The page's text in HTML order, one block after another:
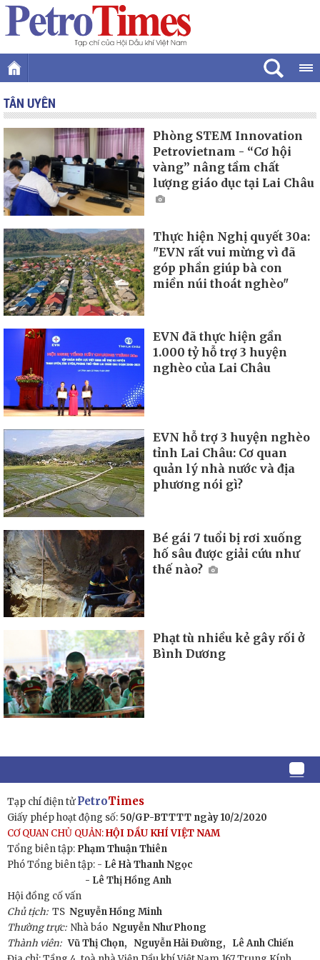
TÂN UYÊN
Phòng STEM Innovation
Petrovietnam - “Cơ hội
vàng” nâng tầm chất
lượng giáo dục tại Lai Châu
Thực hiện Nghị quyết 30a:
"EVN rất vui mừng vì đã
góp phần giúp bà con
miền núi thoát nghèo"
EVN đã thực hiện gần
1.000 tỷ hỗ trợ 3 huyện
nghèo của Lai Châu
EVN hỗ trợ 3 huyện nghèo
tỉnh Lai Châu: Cơ quan
quản lý nhà nước và địa
phương nói gì?
Bé gái 7 tuổi bị rơi xuống
hố sâu được giải cứu như
thế nào?
Phạt tù nhiều kẻ gây rối ở
Bình Dương
Tạp chí điện tửPetroTimes
Giấy phép hoạt động số: 50/GP-BTTTT ngày 10/2/2020
CƠ QUAN CHỦ QUẢN:HỘI DẦU KHÍ VIỆT NAM
Tổng biên tập: Phạm Thuận Thiên
Phó Tổng biên tập: - Lê Hà Thanh Ngọc
- Lê Thị Hồng Anh
Hội đồng cố vấn
Chủ tịch:TS Nguyễn Hồng Minh
Thường trực: Nhà báo Nguyễn Như Phong
Thành viên: Vũ Thị Chọn, Nguyễn Hải Đường,
Lê Anh Chiến